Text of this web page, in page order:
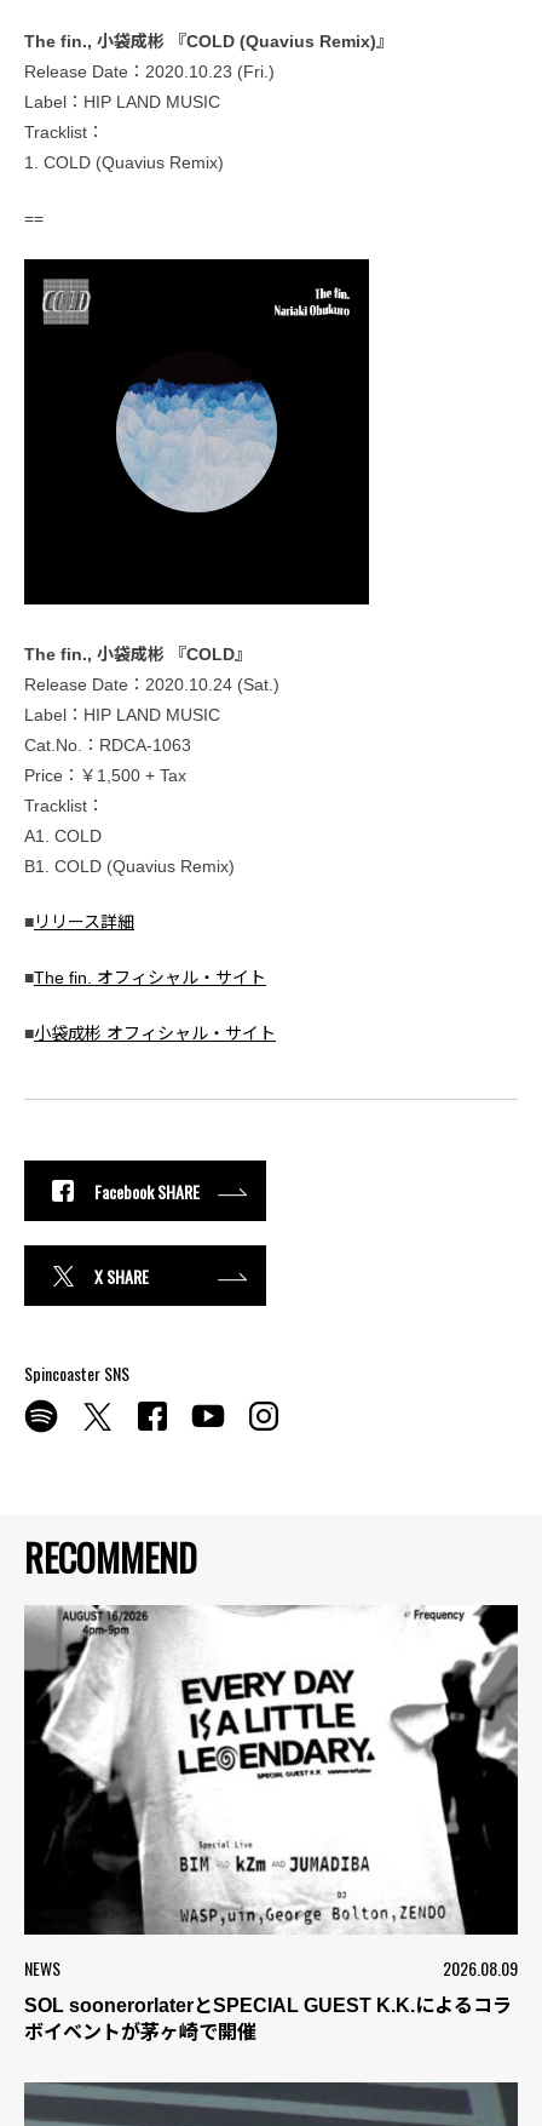
RECOMMEND
NEWS 2026.08.09
SOL soonerorlaterとSPECIAL GUEST K.K.によるコラ
ボイベントが茅ヶ崎で開催
The fin., 小袋成彬 『COLD (Quavius Remix)』
Release Date：2020.10.23 (Fri.)
Label：HIP LAND MUSIC
Tracklist：
1. COLD (Quavius Remix)
==
The fin., 小袋成彬 『COLD』
Release Date：2020.10.24 (Sat.)
Label：HIP LAND MUSIC
Cat.No.：RDCA-1063
Price：￥1,500 + Tax
Tracklist：
A1. COLD
B1. COLD (Quavius Remix)
■リリース詳細
■The fin. オフィシャル・サイト
■小袋成彬 オフィシャル・サイト
Facebook SHARE
X SHARE
Spincoaster SNS